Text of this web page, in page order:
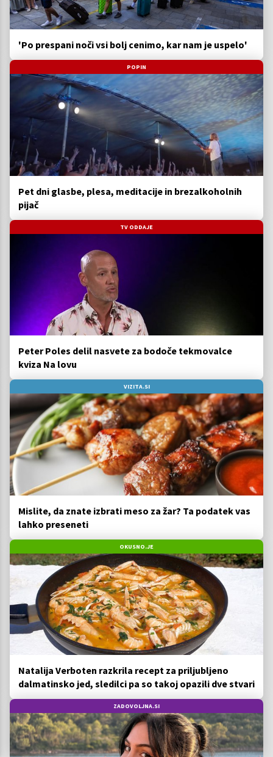
'Po prespani noči vsi bolj cenimo, kar nam je uspelo'
POPIN
Pet dni glasbe, plesa, meditacije in brezalkoholnih
pijač
TV ODDAJE
Peter Poles delil nasvete za bodoče tekmovalce
kviza Na lovu
VIZITA.SI
Mislite, da znate izbrati meso za žar? Ta podatek vas
lahko preseneti
OKUSNO.JE
Natalija Verboten razkrila recept za priljubljeno
dalmatinsko jed, sledilci pa so takoj opazili dve stvari
ZADOVOLJNA.SI